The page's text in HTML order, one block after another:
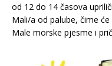
od 12 do 14 časova
Mali/a od palube, čime
Male morske pjesme i